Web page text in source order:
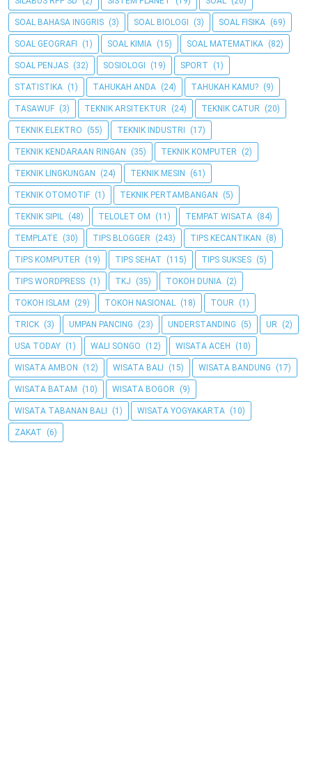
SOAL BAHASA INGGRIS (3) SOAL BIOLOGI (3) SOAL FISIKA (69)
SOAL GEOGRAFI (1) SOAL KIMIA (15) SOAL MATEMATIKA (82)
SOAL PENJAS (32) SOSIOLOGI (19) SPORT (1)
STATISTIKA (1) TAHUKAH ANDA (24) TAHUKAH KAMU? (9)
TASAWUF (3) TEKNIK ARSITEKTUR (24) TEKNIK CATUR (20)
TEKNIK ELEKTRO (55) TEKNIK INDUSTRI (17)
TEKNIK KENDARAAN RINGAN (35) TEKNIK KOMPUTER (2)
TEKNIK LINGKUNGAN (24) TEKNIK MESIN (61)
TEKNIK OTOMOTIF (1) TEKNIK PERTAMBANGAN (5)
TEKNIK SIPIL (48) TELOLET OM (11) TEMPAT WISATA (84)
TEMPLATE (30) TIPS BLOGGER (243) TIPS KECANTIKAN (8)
TIPS KOMPUTER (19) TIPS SEHAT (115) TIPS SUKSES (5)
TIPS WORDPRESS (1) TKJ (35) TOKOH DUNIA (2)
TOKOH ISLAM (29) TOKOH NASIONAL (18) TOUR (1)
TRICK (3) UMPAN PANCING (23) UNDERSTANDING (5) UR (2)
USA TODAY (1) WALI SONGO (12) WISATA ACEH (10)
WISATA AMBON (12) WISATA BALI (15) WISATA BANDUNG (17)
WISATA BATAM (10) WISATA BOGOR (9)
WISATA TABANAN BALI (1) WISATA YOGYAKARTA (10)
ZAKAT (6)